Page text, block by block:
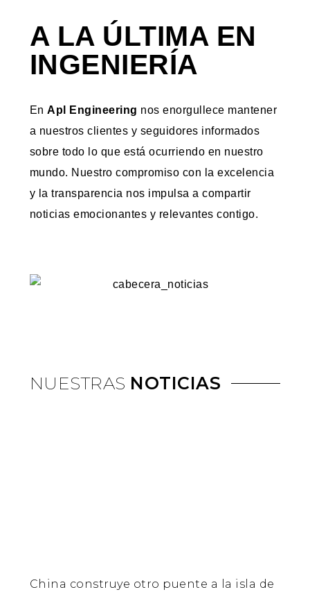
A LA ÚLTIMA EN
INGENIERÍA
EnApl Engineering nos enorgullece mantener
a nuestros clientes y seguidores informados
sobre todo lo que está ocurriendo en nuestro
mundo. Nuestro compromiso con la excelencia
y la transparencia nos impulsa a compartir
noticias emocionantes y relevantes contigo.
NUESTRAS NOTICIAS
China construye otro puente a la isla de